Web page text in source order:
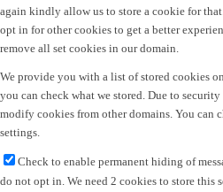
again kindly allow us to store a cookie for
opt in for other cookies to get a better
remove all set cookies in our domain.
We provide you with a list of stored cookies
you can check what we stored. Due to
modify cookies from other domains. You can
settings.
Check to enable permanent hiding of
do not opt in. We need 2 cookies to store this